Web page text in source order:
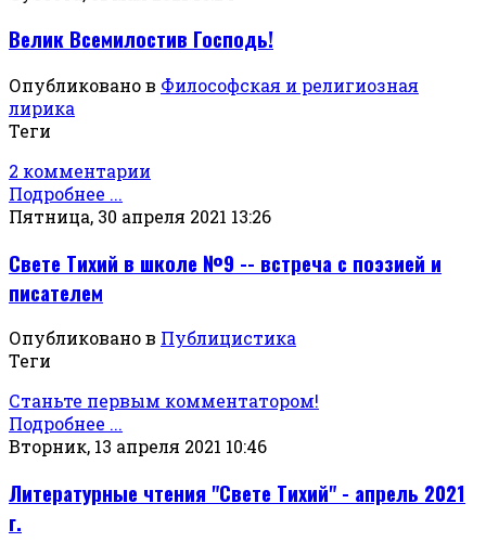
Велик Всемилостив Господь!
Опубликовано в Философская и религиозная
лирика
Теги
2 комментарии
Подробнее ...
Пятница, 30 апреля 2021 13:26
Свете Тихий в школе №9 -- встреча с поэзией и
писателем
Опубликовано в Публицистика
Теги
Станьте первым комментатором!
Подробнее ...
Вторник, 13 апреля 2021 10:46
Литературные чтения "Свете Тихий" - апрель 2021
г.